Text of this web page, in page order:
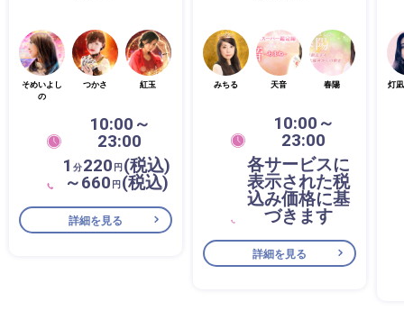
そめいよし
の
つかさ 紅玉
10:00～
23:00
1 分220 円(税込)
～660 円(税込)
詳細を見る
みちる 天音 春陽
10:00～
23:00
各サービスに
表示された税
込み価格に基
づきます
詳細を見る
灯